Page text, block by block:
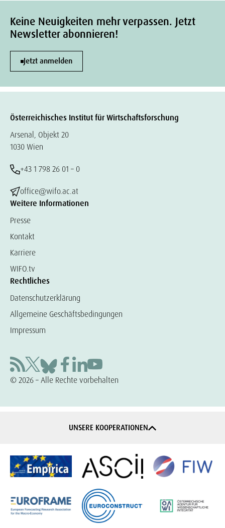
Keine Neuigkeiten mehr verpassen. Jetzt
Newsletter abonnieren!
Jetzt anmelden
Österreichisches Institut für Wirtschaftsforschung
Arsenal, Objekt 20
1030 Wien
+43 1 798 26 01 – 0
office@wifo.ac.at
Weitere Informationen
Presse
Kontakt
Karriere
WIFO.tv
Rechtliches
Datenschutzerklärung
Allgemeine Geschäftsbedingungen
Impressum
© 2026 – Alle Rechte vorbehalten
UNSERE KOOPERATIONEN